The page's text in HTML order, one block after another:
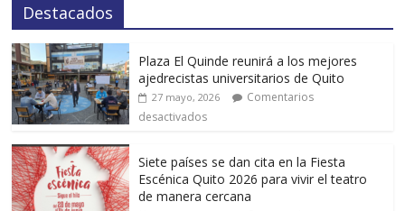
Destacados
Plaza El Quinde reunirá a los mejores
ajedrecistas universitarios de Quito
27 mayo, 2026
Comentarios
desactivados
Siete países se dan cita en la Fiesta
Escénica Quito 2026 para vivir el teatro
de manera cercana